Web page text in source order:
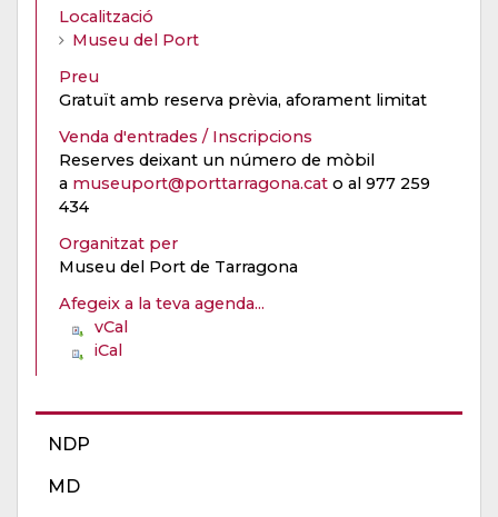
NDP
MD
Localització
Museu del Port
Preu
Gratuït amb reserva prèvia, aforament limitat
Venda d'entrades / Inscripcions
Reserves deixant un número de mòbil
a museuport@porttarragona.cat o al 977 259
434
Organitzat per
Museu del Port de Tarragona
Afegeix a la teva agenda...
vCal
iCal